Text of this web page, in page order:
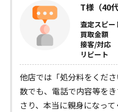
T様（40代
査定スピー
買取金額
接客/対応
リピート
他店では「処分料をくだ
数でも、電話で内容等を
さり、本当に親身になっ